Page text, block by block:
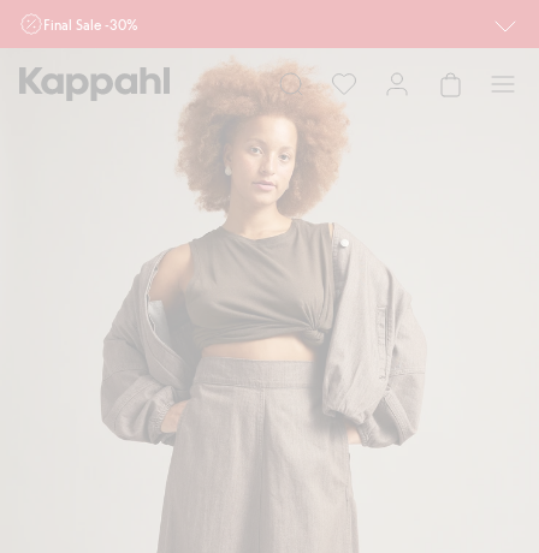
Final Sale -30%
Ważne przy zakupie min. 2 sztuk produktów włączonych w ofertę, również z
działu outlet do 10.8 w sklepach Kappahl i Newbie oraz na kappahl.com. Ofert
nie łączymy
Mężczyzna Dziecko